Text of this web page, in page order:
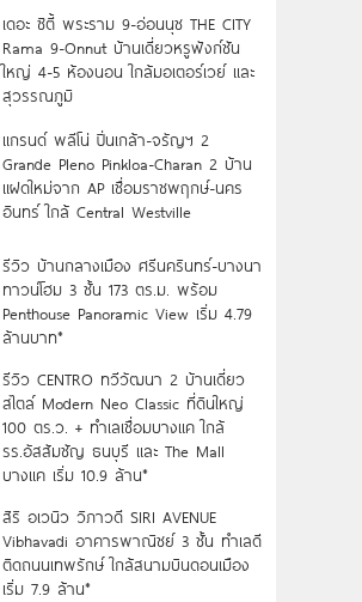
เดอะ ซิตี้ พระราม 9-อ่อนนุช THE CITY
Rama 9-Onnut บ้านเดี่ยวหรูฟังก์ชัน
ใหญ่ 4-5 ห้องนอน ใกล้มอเตอร์เวย์ และ
สุวรรณภูมิ
แกรนด์ พลีโน่ ปิ่นเกล้า-จรัญฯ 2
Grande Pleno Pinkloa-Charan 2 บ้าน
แฝดใหม่จาก AP เชื่อมราชพฤกษ์-นคร
อินทร์ ใกล้ Central Westville
รีวิว บ้านกลางเมือง ศรีนครินทร์-บางนา
ทาวน์โฮม 3 ชั้น 173 ตร.ม. พร้อม
Penthouse Panoramic View เริ่ม 4.79
ล้านบาท*
รีวิว CENTRO ทวีวัฒนา 2 บ้านเดี่ยว
สไตล์ Modern Neo Classic ที่ดินใหญ่
100 ตร.ว. + ทำเลเชื่อมบางแค ใกล้
รร.อัสสัมชัญ ธนบุรี และ The Mall
บางแค เริ่ม 10.9 ล้าน*
สิริ อเวนิว วิภาวดี SIRI AVENUE
Vibhavadi อาคารพาณิชย์ 3 ชั้น ทำเลดี
ติดถนนเทพรักษ์ ใกล้สนามบินดอนเมือง
เริ่ม 7.9 ล้าน*